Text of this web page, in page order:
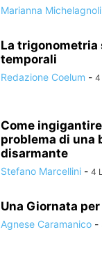
Marianna Michelagnoli
La trigonometria
temporali
Redazione Coelum - 4
Come
problema di una
disarmante
Stefano Marcellini - 4
Una Giornata
Agnese Caramanico -